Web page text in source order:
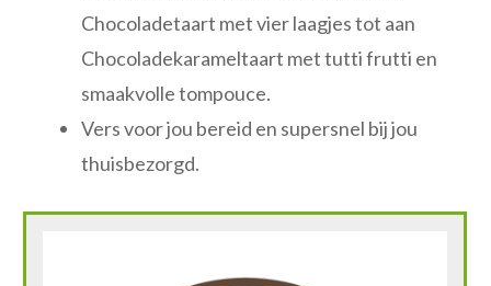
Chocoladetaart met vier laagjes tot aan
Chocoladekarameltaart met tutti frutti en
smaakvolle tompouce.
Vers voor jou bereid en supersnel bij jou
thuisbezorgd.